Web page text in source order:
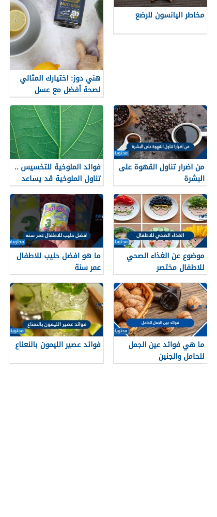
مخاطر اليانسون للرضع
هني دوز: اختيارك المثالي
لصحة أفضل مع عسل
المانوكا الأصلي
من اضرار تناول القهوة على
البشرة
فوائد الملوخية للتخسيس ..
تناول الملوخية قد يساعد
في تخفيف الوزن الزائد
موضوع عن الغذاء الصحي
للاطفال مختصر
ما هو افضل حليب للاطفال
عمر سنة
ما هي فوائد عين الجمل
للحامل والجنين
فوائد عصير الليمون بالنعناع